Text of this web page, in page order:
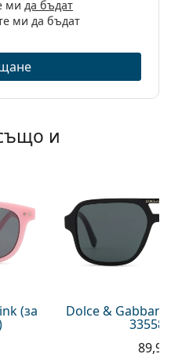
ми да бъдат
ми да бъдат
и
(за Dolce &